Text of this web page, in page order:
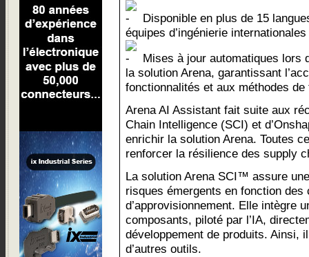
Disponible en plus de 15
équipes d’ingénierie internationales
Mises à jour automatiques lors
la solution Arena, garantissant
fonctionnalités et aux méthodes
Arena AI Assistant fait suite aux
Chain Intelligence (SCI) et
enrichir la solution Arena. Toutes
renforcer la résilience des supply
La solution Arena SCI™ assure
risques émergents en fonction des
d’approvisionnement. Elle intègre
composants, piloté par l’IA,
développement de produits. Ainsi,
d’autres outils.